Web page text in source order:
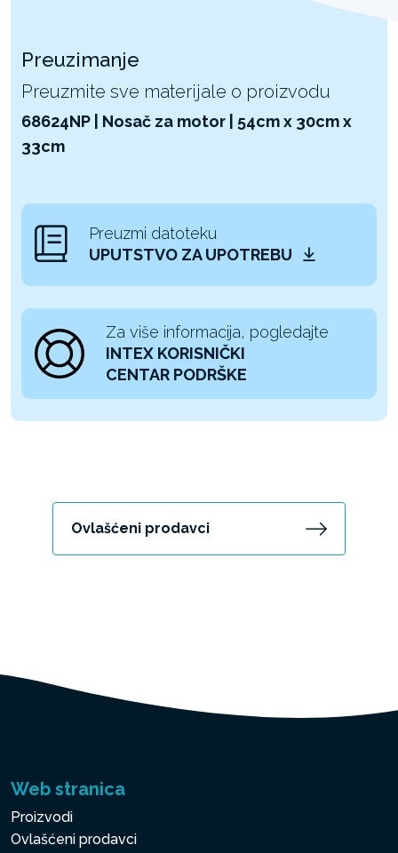
Preuzimanje
Preuzmite sve materijale o proizvodu
68624NP | Nosač za motor | 54cm x 30cm x
33cm
Preuzmi datoteku
UPUTSTVO ZA UPOTREBU
Za više informacija, pogledajte
INTEX KORISNIČKI
CENTAR PODRŠKE
Ovlašćeni prodavci
Web stranica
Proizvodi
Ovlašćeni prodavci